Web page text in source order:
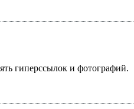
гиперссылок и фотографий.